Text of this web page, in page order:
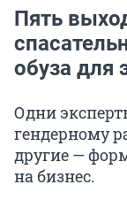
Пять
обуза для
Одни
гендерному
другие —
на бизнес.